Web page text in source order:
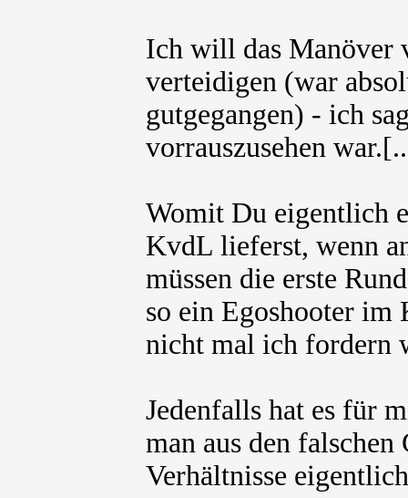
Ich will das Manöver
verteidigen (war
gutgegangen) - ich
vorrauszusehen
Womit Du eigentlich
KvdL lieferst, wenn
müssen die erste
so ein Egoshooter im
nicht mal ich fordern
Jedenfalls hat es für
man aus den
Verhältnisse